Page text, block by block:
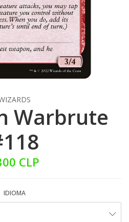
Warbrute
CLP
IDIOMA